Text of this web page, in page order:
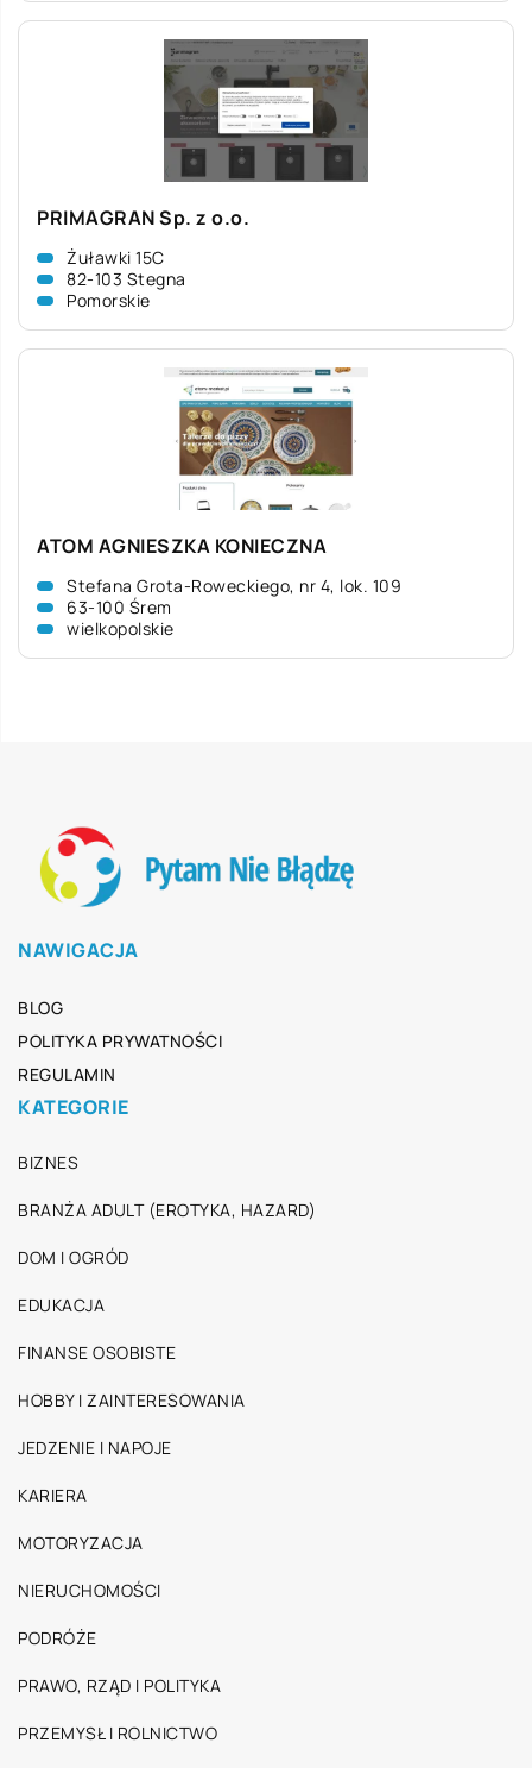
PRIMAGRAN Sp. z o.o.
Żuławki 15C
82-103 Stegna
Pomorskie
ATOM AGNIESZKA KONIECZNA
Stefana Grota-Roweckiego, nr 4, lok. 109
63-100 Śrem
wielkopolskie
NAWIGACJA
BLOG
POLITYKA PRYWATNOŚCI
REGULAMIN
KATEGORIE
BIZNES
BRANŻA ADULT (EROTYKA, HAZARD)
DOM I OGRÓD
EDUKACJA
FINANSE OSOBISTE
HOBBY I ZAINTERESOWANIA
JEDZENIE I NAPOJE
KARIERA
MOTORYZACJA
NIERUCHOMOŚCI
PODRÓŻE
PRAWO, RZĄD I POLITYKA
PRZEMYSŁ I ROLNICTWO